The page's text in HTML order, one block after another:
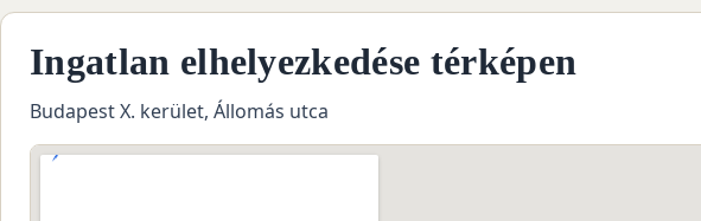
Ingatlan elhelyezkedése térképen
Budapest X. kerület, Állomás utca